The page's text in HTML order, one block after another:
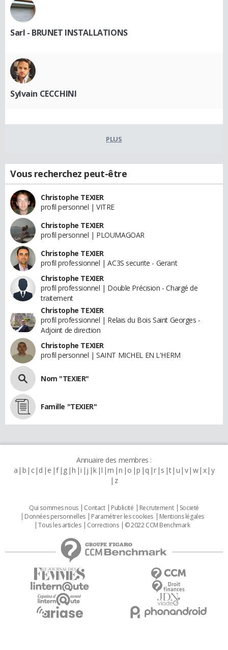
Sarl - BRUNET INSTALLATIONS
Sylvain CECCHINI
PLUS
Vous recherchez peut-être
Christophe TEXIER
profil personnel | VITRE
Christophe TEXIER
profil personnel | PLOUMAGOAR
Christophe TEXIER
profil professionnel | AC3S securite - Gerant
Christophe TEXIER
profil professionnel | Double Précision - Chargé de
traitement
Christophe TEXIER
profil professionnel | Relais du Bois Saint Georges -
Adjoint de direction
Christophe TEXIER
profil personnel | SAINT MICHEL EN L'HERM
Nom "TEXIER"
Famille "TEXIER"
Annuaire des membres :
a b c d e f g h i j k l m n o p q r s t u v w x y
z
Qui sommes nous Contact Publicité Recrutement
Societé
Données personnelles
Paramétrer les cookies
Mentions légales
Tous les articles
Corrections © 2022 CCM Benchmark